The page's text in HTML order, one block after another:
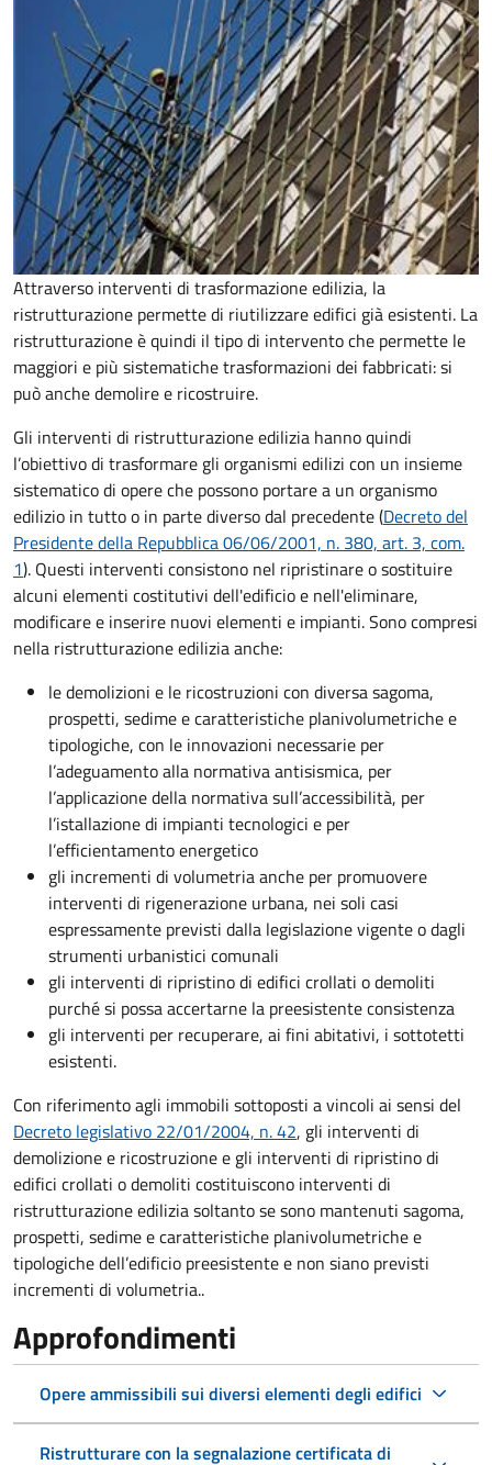
Attraverso interventi di trasformazione edilizia, la
ristrutturazione permette di riutilizzare edifici già esistenti. La
ristrutturazione è quindi il tipo di intervento che permette le
maggiori e più sistematiche trasformazioni dei fabbricati: si
può anche demolire e ricostruire.
Gli interventi di ristrutturazione edilizia hanno quindi
l’obiettivo di trasformare gli organismi edilizi con un insieme
sistematico di opere che possono portare a un organismo
edilizio in tutto o in parte diverso dal precedente (Decreto del
Presidente della Repubblica 06/06/2001, n. 380, art. 3, com.
1). Questi interventi consistono nel ripristinare o sostituire
alcuni elementi costitutivi dell'edificio e nell'eliminare,
modificare e inserire nuovi elementi e impianti. Sono compresi
nella ristrutturazione edilizia anche:
le demolizioni e le ricostruzioni con diversa sagoma,
prospetti, sedime e caratteristiche planivolumetriche e
tipologiche, con le innovazioni necessarie per
l’adeguamento alla normativa antisismica, per
l’applicazione della normativa sull’accessibilità, per
l’istallazione di impianti tecnologici e per
l’efficientamento energetico
gli incrementi di volumetria anche per promuovere
interventi di rigenerazione urbana, nei soli casi
espressamente previsti dalla legislazione vigente o dagli
strumenti urbanistici comunali
gli interventi di ripristino di edifici crollati o demoliti
purché si possa accertarne la preesistente consistenza
gli interventi per recuperare, ai fini abitativi, i sottotetti
esistenti.
Con riferimento agli immobili sottoposti a vincoli ai sensi del
Decreto legislativo 22/01/2004, n. 42, gli interventi di
demolizione e ricostruzione e gli interventi di ripristino di
edifici crollati o demoliti costituiscono interventi di
ristrutturazione edilizia soltanto se sono mantenuti sagoma,
prospetti, sedime e caratteristiche planivolumetriche e
tipologiche dell’edificio preesistente e non siano previsti
incrementi di volumetria..
Approfondimenti
Opere ammissibili sui diversi elementi degli edifici
Ristrutturare con la segnalazione certificata di